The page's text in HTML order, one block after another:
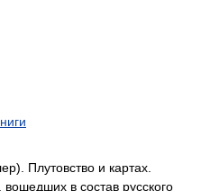
Плутовство и картах.
в состав русского